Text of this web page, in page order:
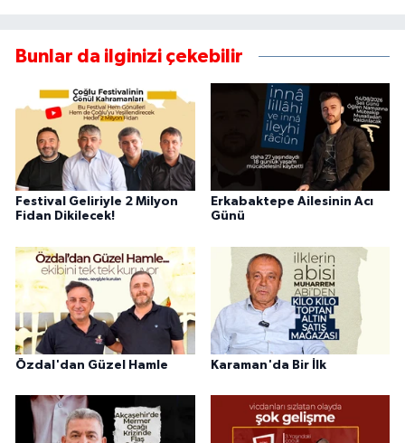
Bunlar da ilginizi çekebilir
Festival Geliriyle 2 Milyon
Fidan Dikilecek!
Erkabaktepe Ailesinin Acı
Günü
Özdal'dan Güzel Hamle Karaman'da Bir İlk